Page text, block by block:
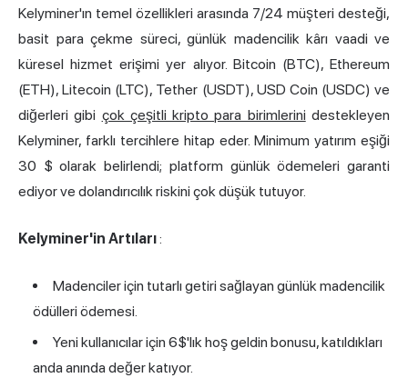
Kelyminer'ın temel özellikleri arasında 7/24 müşteri desteği,
basit para çekme süreci, günlük madencilik kârı vaadi ve
küresel hizmet erişimi yer alıyor. Bitcoin (BTC), Ethereum
(ETH), Litecoin (LTC), Tether (USDT), USD Coin (USDC) ve
diğerleri gibi çok çeşitli kripto para birimlerini destekleyen
Kelyminer, farklı tercihlere hitap eder. Minimum yatırım eşiği
30 $ olarak belirlendi; platform günlük ödemeleri garanti
ediyor ve dolandırıcılık riskini çok düşük tutuyor.
Kelyminer'in Artıları:
Madenciler için tutarlı getiri sağlayan günlük madencilik
ödülleri ödemesi.
Yeni kullanıcılar için 6$'lık hoş geldin bonusu, katıldıkları
anda anında değer katıyor.